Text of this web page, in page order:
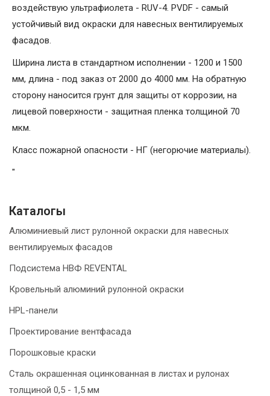
воздействую ультрафиолета - RUV-4. PVDF - самый
устойчивый вид окраски для навесных вентилируемых
фасадов.
Ширина листа в стандартном исполнении - 1200 и 1500
мм, длина - под заказ от 2000 до 4000 мм. На обратную
сторону наносится грунт для защиты от коррозии, на
лицевой поверхности - защитная пленка толщиной 70
мкм.
Класс пожарной опасности - НГ (негорючие материалы).
"
Каталогы
Алюминиевый лист рулонной окраски для навесных
вентилируемых фасадов
Подсистема НВФ REVENTAL
Кровельный алюминий рулонной окраски
HPL-панели
Проектирование вентфасада
Порошковые краски
Сталь окрашенная оцинкованная в листах и рулонах
толщиной 0,5 - 1,5 мм